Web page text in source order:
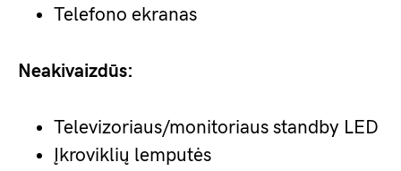
Telefono ekranas
Neakivaizdūs:
Televizoriaus/monitoriaus standby LED
Įkroviklių lemputės